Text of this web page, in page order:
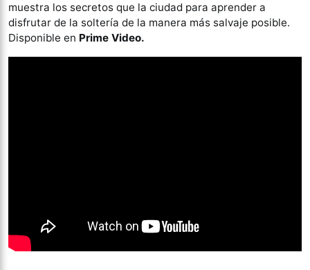
muestra los secretos que la ciudad para aprender a
disfrutar de la soltería de la manera más salvaje posible.
Disponible en Prime Video.